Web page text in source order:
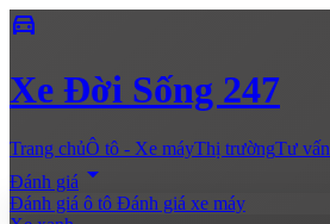
directions_car
Xe Đời Sống 247
Trang chủÔ tô - Xe máyThị trườngTư vấn
Đánh giá arrow_drop_down
Đánh giá ô tô Đánh giá xe máy